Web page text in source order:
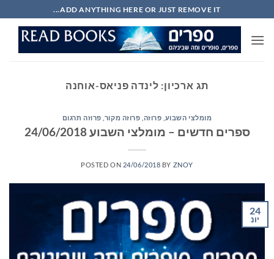
to
content
ADD ANYTHING HERE OR JUST REMOVE IT...
תג ארכיון: לינדה פניאס-אוחנה
מומלצי השבוע פרוזה פרוזה מקור פרוזה תרגום
ספרים חדשים – מומלצי השבוע 24/06/2018
POSTED ON 24/06/2018 BY ZNOY
24
יונ